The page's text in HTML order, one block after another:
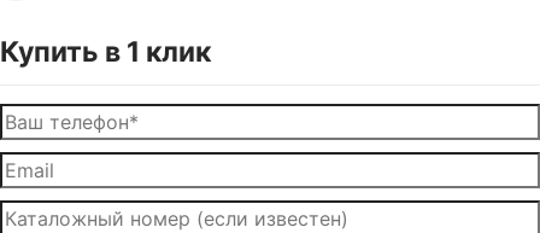
Купить в 1 клик